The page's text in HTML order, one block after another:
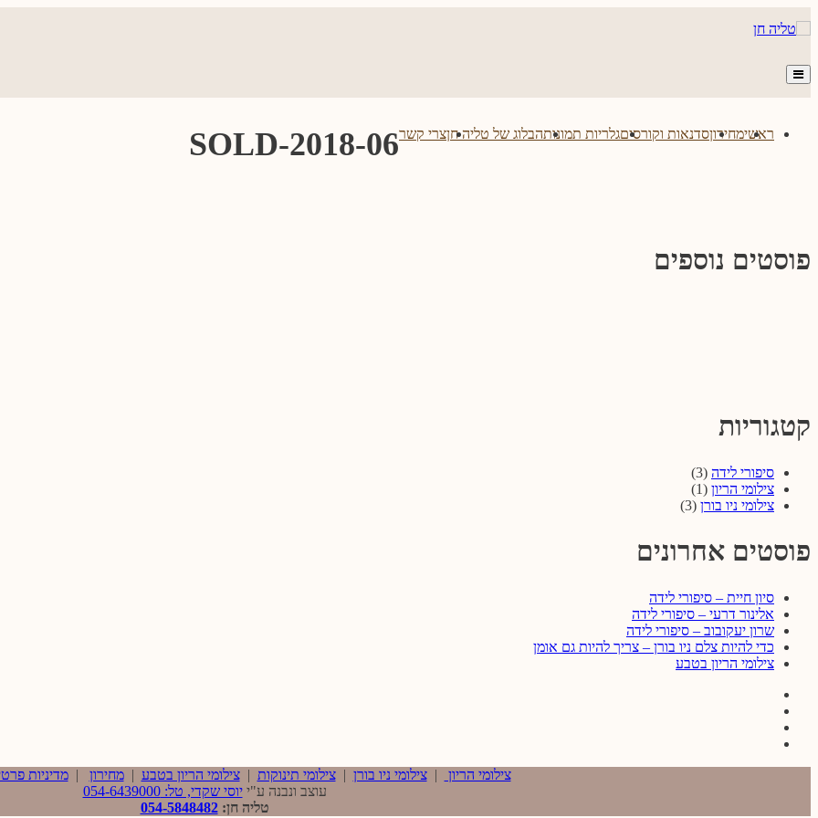
ראשימחירוןסדנאות וקורסיםגלריות תמונותהבלוג של טליה חןצרי קשר2018-06-SOLD
פוסטים נוספים
קטגוריות
סיפורי לידה (3)
צילומי הריון (1)
צילומי ניו בורן (3)
פוסטים אחרונים
סיון חיית – סיפורי לידה
אלינור דרעי – סיפורי לידה
שרון יעקובוב – סיפורי לידה
כדי להיות צלם ניו בורן – צריך להיות גם אומן
צילומי הריון בטבע
צילומי הריון |צילומי ניו בורן |צילומי תינוקות |צילומי הריון בטבע |מחירון |מדיניות
עוצב ונבנה ע"ייוסי שקדי, טל: 054-6439000
טליה חן:054-5848482